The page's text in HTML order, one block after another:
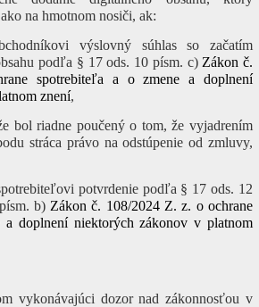
na hmotnom nosiči, ak:
výslovný súhlas so začatím
podľa § 17 ods. 10 písm. c) Zákon č.
spotrebiteľa a o zmene a doplnení
znení,
bol riadne poučený o tom, že vyjadrením
stráca právo na odstúpenie od zmluvy,
potvrdenie podľa § 17 ods. 12
b) Zákon č. 108/2024 Z. z. o ochrane
a doplnení niektorých zákonov v platnom
vykonávajúci dozor nad zákonnosťou v